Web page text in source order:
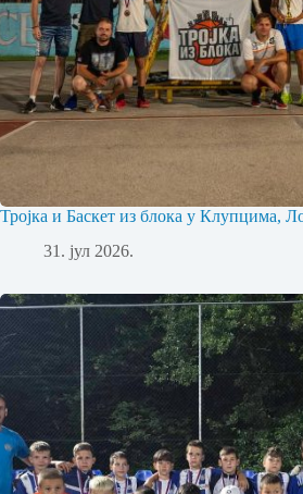
Тројка и Баскет из блока у Клупцима,
31. јул 2026.